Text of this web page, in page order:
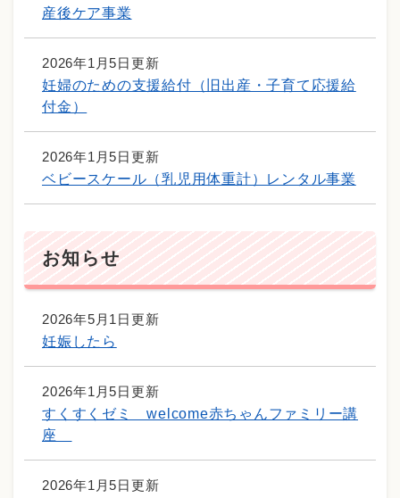
産後ケア事業
2026年1月5日更新
妊婦のための支援給付（旧出産・子育て応援給
付金）
2026年1月5日更新
ベビースケール（乳児用体重計）レンタル事業
お知らせ
2026年5月1日更新
妊娠したら
2026年1月5日更新
すくすくゼミ welcome赤ちゃんファミリー講
座
2026年1月5日更新